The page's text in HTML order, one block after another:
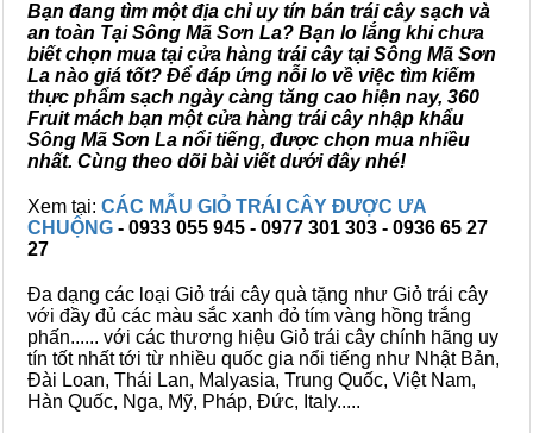
Bạn đang tìm một địa chỉ uy tín bán trái cây sạch và
an toàn Tại Sông Mã Sơn La? Bạn lo lắng khi chưa
biết chọn mua tại cửa hàng trái cây tại Sông Mã Sơn
La nào giá tốt? Để đáp ứng nỗi lo về việc tìm kiếm
thực phẩm sạch ngày càng tăng cao hiện nay, 360
Fruit mách bạn một cửa hàng trái cây nhập khẩu
Sông Mã Sơn La nổi tiếng, được chọn mua nhiều
nhất. Cùng theo dõi bài viết dưới đây nhé!
Xem tại: CÁC MẪU GIỎ TRÁI CÂY ĐƯỢC ƯA
CHUỘNG - 0933 055 945 - 0977 301 303 - 0936 65 27
27
Đa dạng các loại Giỏ trái cây quà tặng như Giỏ trái cây
với đầy đủ các màu sắc xanh đỏ tím vàng hồng trắng
phấn...... với các thương hiệu Giỏ trái cây chính hãng uy
tín tốt nhất tới từ nhiều quốc gia nổi tiếng như Nhật Bản,
Đài Loan, Thái Lan, Malyasia, Trung Quốc, Việt Nam,
Hàn Quốc, Nga, Mỹ, Pháp, Đức, Italy.....